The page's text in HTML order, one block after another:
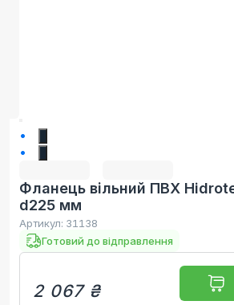
Фланець вільний ПВХ
d225 мм
Артикул: 31138
Готовий до відправлення
2 067 ₴